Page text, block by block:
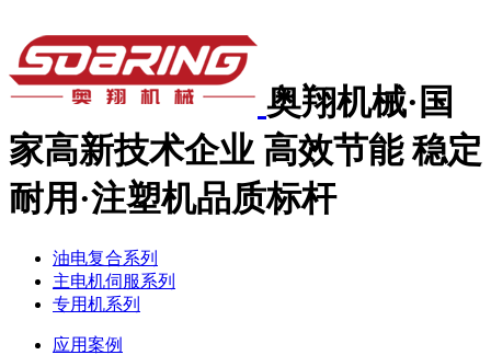
奥翔机械·国
家高新技术企业 高效节能 稳定
耐用·注塑机品质标杆
油电复合系列
主电机伺服系列
专用机系列
应用案例